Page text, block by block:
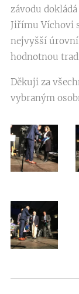
závodu
Jiřímu Víchovi
nejvyšší
hodnotnou
Děkuji za
vybraným